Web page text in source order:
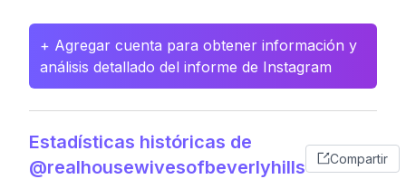
+ Agregar cuenta para obtener información y
análisis detallado del informe de Instagram
Estadísticas históricas de
@realhousewivesofbeverlyhills
Compartir